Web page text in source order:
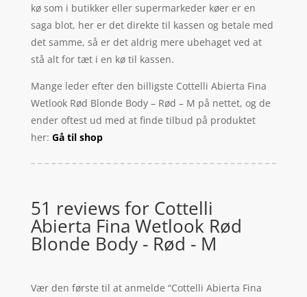
kø som i butikker eller supermarkeder køer er en
saga blot, her er det direkte til kassen og betale med
det samme, så er det aldrig mere ubehaget ved at
stå alt for tæt i en kø til kassen.
Mange leder efter den billigste Cottelli Abierta Fina
Wetlook Rød Blonde Body – Rød – M på nettet, og de
ender oftest ud med at finde tilbud på produktet
her: Gå til shop
51 reviews for Cottelli
Abierta Fina Wetlook Rød
Blonde Body - Rød - M
Vær den første til at anmelde “Cottelli Abierta Fina